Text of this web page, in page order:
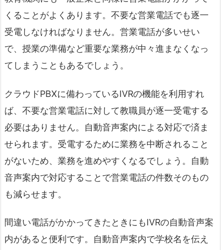
くることがよくあります。不要な営業電話でも逐一
受電しなければなりません。営業電話が多いせい
で、授業の準備など重要な業務が中々進まなくなっ
てしまうこともあるでしょう。
クラウドPBXに備わっているIVRの機能を利用すれ
ば、不要な営業電話に対して教職員が逐一受電する
必要はありません。自動音声案内による対応で済ま
せられます。受電するために業務を中断されること
がないため、業務を進めやすくなるでしょう。自動
音声案内で対応することで営業電話の件数そのもの
も減らせます。
間違い電話がかかってきたときにもIVRの自動音声案
内があると便利です。自動音声案内で学校名を伝え